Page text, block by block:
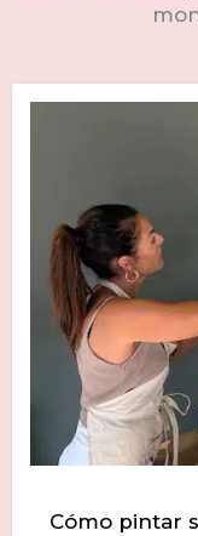
Cómo pintar